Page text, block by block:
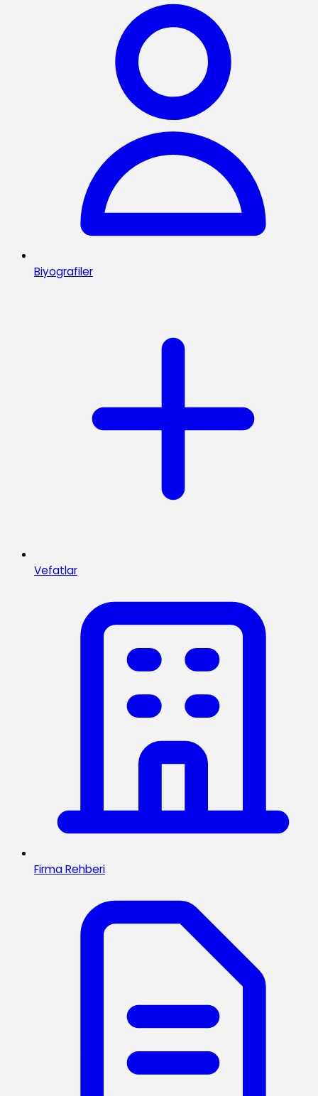
Biyografiler
Vefatlar
Firma Rehberi